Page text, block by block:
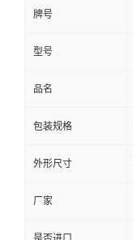
牌号
型号
品名
包装规格
外形尺寸
厂家